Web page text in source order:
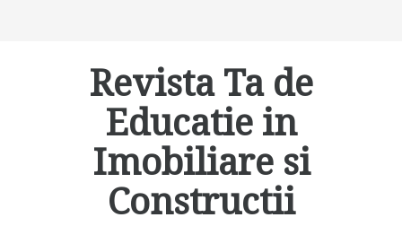
Revista Ta de
Educatie in
Imobiliare si
Constructii